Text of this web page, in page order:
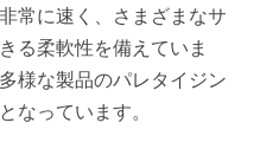
常に速く、さまざまなサ
る柔軟性を備えていま
様な製品のパレタイジン
なっています。